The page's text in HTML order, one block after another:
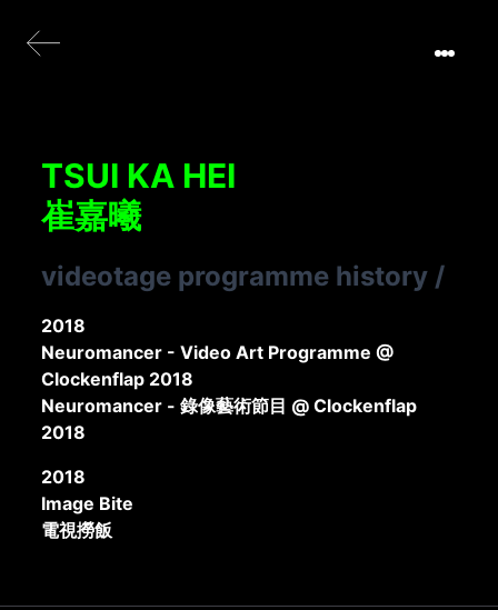
TSUI KA HEI
崔嘉曦
videotage programme history /
2018
Neuromancer - Video Art Programme @
Clockenflap 2018
Neuromancer - 錄像藝術節目 @ Clockenflap
2018
2018
Image Bite
電視撈飯